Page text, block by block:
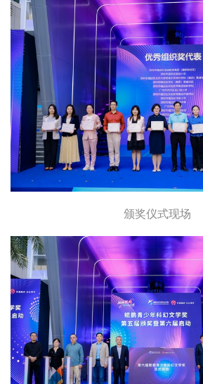
颁奖仪式现场